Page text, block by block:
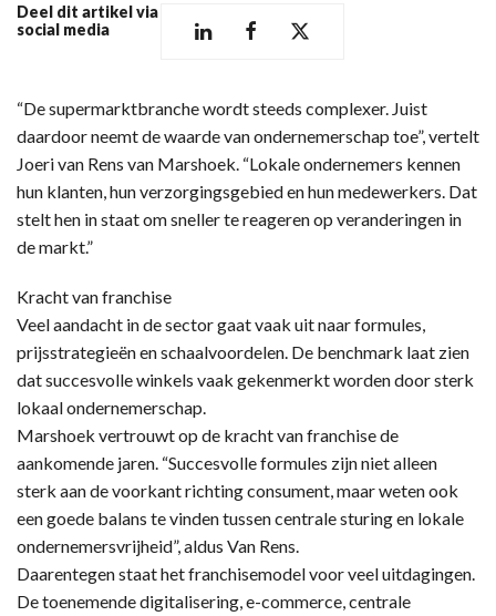
Deel dit artikel via
social media
“De supermarktbranche wordt steeds complexer. Juist
daardoor neemt de waarde van ondernemerschap toe”, vertelt
Joeri van Rens van Marshoek. “Lokale ondernemers kennen
hun klanten, hun verzorgingsgebied en hun medewerkers. Dat
stelt hen in staat om sneller te reageren op veranderingen in
de markt.”
Kracht van franchise
Veel aandacht in de sector gaat vaak uit naar formules,
prijsstrategieën en schaalvoordelen. De benchmark laat zien
dat succesvolle winkels vaak gekenmerkt worden door sterk
lokaal ondernemerschap.
Marshoek vertrouwt op de kracht van franchise de
aankomende jaren. “Succesvolle formules zijn niet alleen
sterk aan de voorkant richting consument, maar weten ook
een goede balans te vinden tussen centrale sturing en lokale
ondernemersvrijheid”, aldus Van Rens.
Daarentegen staat het franchisemodel voor veel uitdagingen.
De toenemende digitalisering, e-commerce, centrale